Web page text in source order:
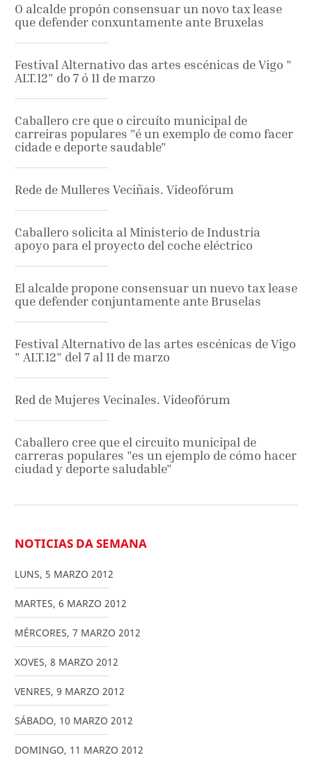
O alcalde propón consensuar un novo tax lease
que defender conxuntamente ante Bruxelas
Festival Alternativo das artes escénicas de Vigo "
ALT.12" do 7 ó 11 de marzo
Caballero cre que o circuíto municipal de
carreiras populares "é un exemplo de como facer
cidade e deporte saudable"
Rede de Mulleres Veciñais. Videofórum
Caballero solicita al Ministerio de Industria
apoyo para el proyecto del coche eléctrico
El alcalde propone consensuar un nuevo tax lease
que defender conjuntamente ante Bruselas
Festival Alternativo de las artes escénicas de Vigo
" ALT.12" del 7 al 11 de marzo
Red de Mujeres Vecinales. Videofórum
Caballero cree que el circuito municipal de
carreras populares "es un ejemplo de cómo hacer
ciudad y deporte saludable"
NOTICIAS DA SEMANA
LUNS, 5 MARZO 2012
MARTES, 6 MARZO 2012
MÉRCORES, 7 MARZO 2012
XOVES, 8 MARZO 2012
VENRES, 9 MARZO 2012
SÁBADO, 10 MARZO 2012
DOMINGO, 11 MARZO 2012